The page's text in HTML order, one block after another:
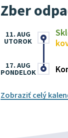
Zber
11. AUG
UTOROK
17. AUG
PONDELOK
Zobraziť celý